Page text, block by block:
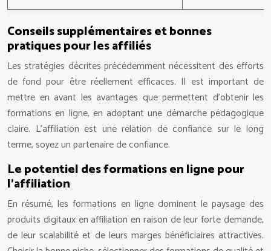
Conseils supplémentaires et bonnes
pratiques pour les affiliés
Les stratégies décrites précédemment nécessitent des efforts
de fond pour être réellement efficaces. Il est important de
mettre en avant les avantages que permettent d’obtenir les
formations en ligne, en adoptant une démarche pédagogique
claire. L’affiliation est une relation de confiance sur le long
terme, soyez un partenaire de confiance.
Le potentiel des formations en ligne pour
l’affiliation
En résumé, les formations en ligne dominent le paysage des
produits digitaux en affiliation en raison de leur forte demande,
de leur scalabilité et de leurs marges bénéficiaires attractives.